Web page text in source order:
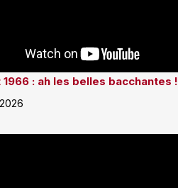
1966 : ah les belles bacchantes !